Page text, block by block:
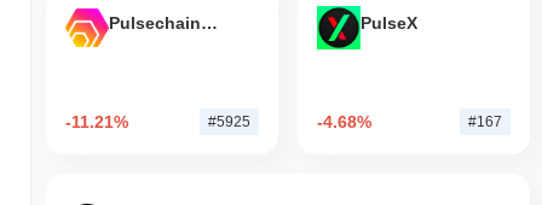
Pulsechain Bridged HEX (Pulsechain)
-11.21% #5925
PulseX
-4.68% #167